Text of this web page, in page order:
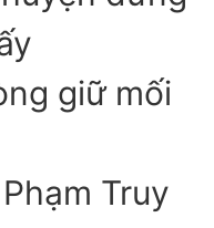
giữ mối
Truy